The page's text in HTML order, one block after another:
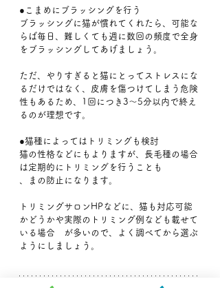
●こまめにブラッシングを行う
ブラッシングに猫が慣れてくれたら、可能な
らば毎日、難しくても週に数回の頻度で全身
をブラッシングしてあげましょう。
ただ、やりすぎると猫にとってストレスにな
るだけではなく、皮膚を傷つけてしまう危険
性もあるため、1回につき3～5分以内で終え
るのが理想です。
●猫種によってはトリミングも検討
猫の性格などにもよりますが、長毛種の場合
は定期的にトリミングを行うことも
、まの防止になります。
トリミングサロンHPなどに、猫も対応可能
かどうかや実際のトリミング例なども載せて
いる場合　が多いので、よく調べてから選ぶ
ようにしましょう。